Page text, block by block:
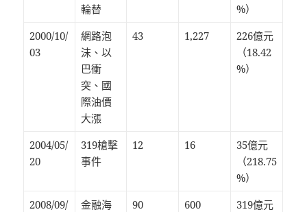
輪替
%）
2000/10/
03
網路泡
沫、以
巴衝
突、國
際油價
大漲
43 1,227
226億元
（18.42
%）
2004/05/
20
319槍擊
事件
12 16
35億元
（218.75
%）
2008/09/
金融海
90 600
319億元